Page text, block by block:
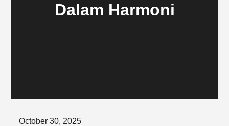
Dalam Harmoni
Posted
October 30, 2025